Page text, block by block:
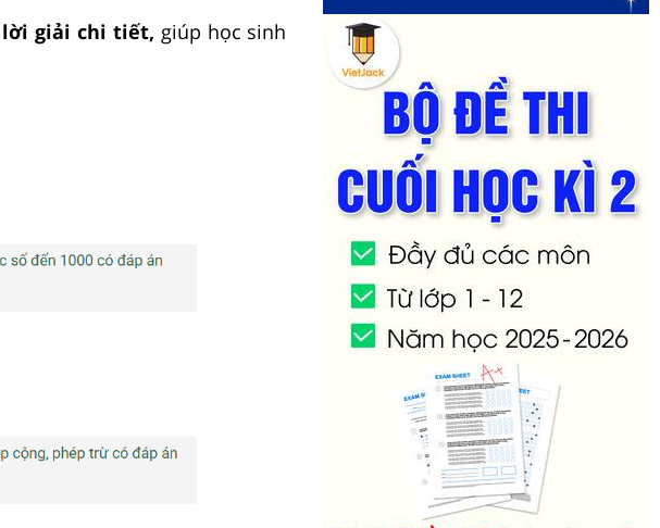
lời giải chi tiết, giúp học sinh